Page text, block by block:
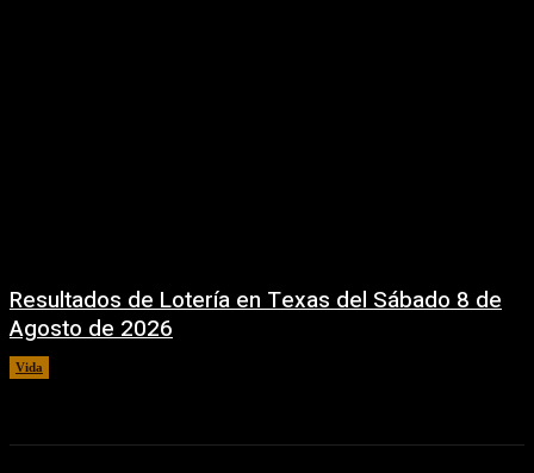
Resultados de Lotería en Texas del Sábado 8 de
Agosto de 2026
Vida